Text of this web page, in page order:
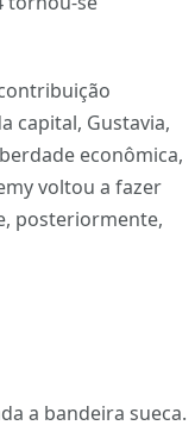
capital, Gustavia,
econômica,
voltou a fazer
posteriormente,
a bandeira sueca.